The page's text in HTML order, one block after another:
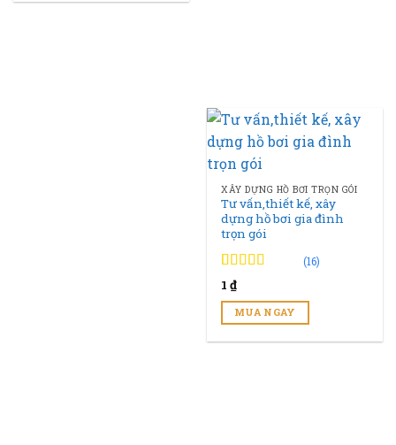
XÂY DỰNG HỒ BƠI TRỌN GÓI
Tư vấn,thiết kế, xây
dựng hồ bơi gia đình
trọn gói
4.94
16
đánh giá
(16)
1₫
MUA NGAY